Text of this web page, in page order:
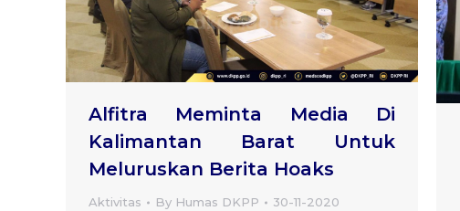
Alfitra Meminta Media Di
Kalimantan Barat Untuk
Meluruskan Berita Hoaks
Aktivitas By Humas DKPP 30-11-2020